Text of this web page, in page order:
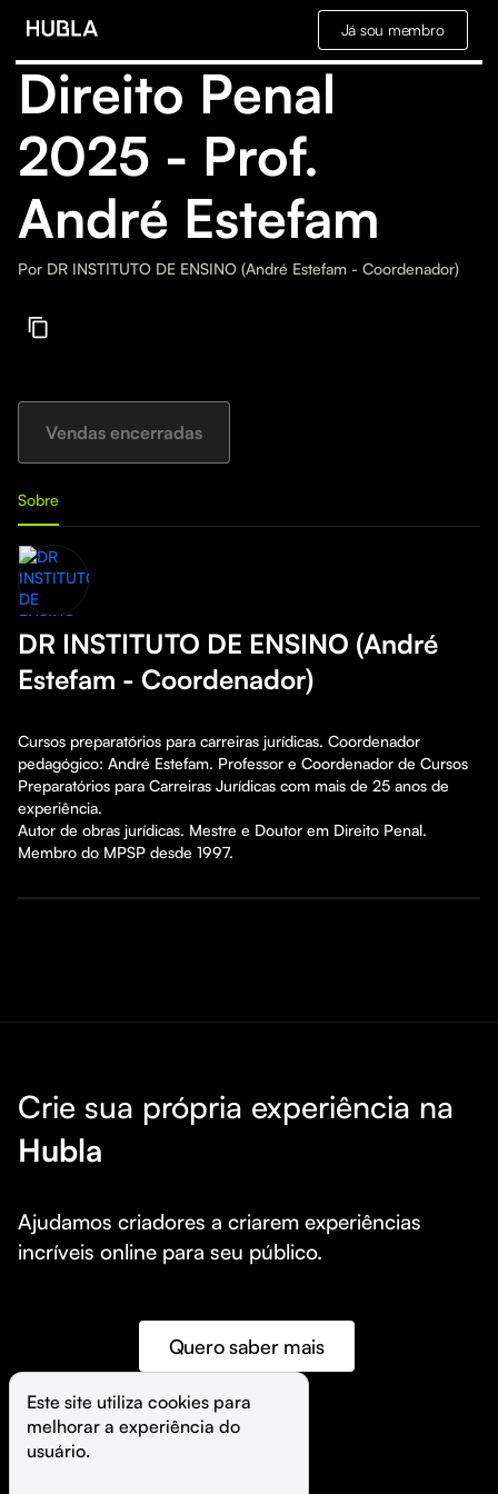
Já sou membro
Direito Penal
2025 - Prof.
André Estefam
Por DR INSTITUTO DE ENSINO (André Estefam - Coordenador)
Vendas encerradas
Sobre
DR INSTITUTO DE ENSINO (André
Estefam - Coordenador)
Cursos preparatórios para carreiras jurídicas. Coordenador
pedagógico: André Estefam. Professor e Coordenador de Cursos
Preparatórios para Carreiras Jurídicas com mais de 25 anos de
experiência.
Autor de obras jurídicas. Mestre e Doutor em Direito Penal.
Membro do MPSP desde 1997.
Crie sua própria experiência na
Hubla
Ajudamos criadores a criarem experiências
incríveis online para seu público.
Quero saber mais
©️ Hubla Tecnologia Ltda • 2026
Este site utiliza cookies para
melhorar a experiência do
usuário.